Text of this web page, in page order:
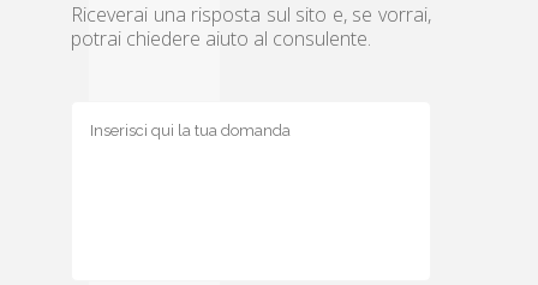
Riceverai una risposta sul sito e, se vorrai,
potrai chiedere aiuto al consulente.